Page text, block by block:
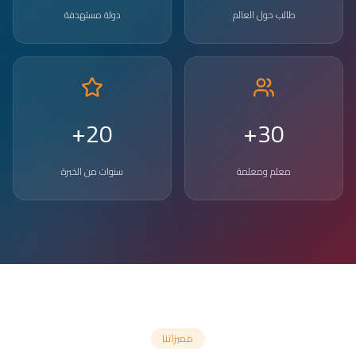
طالب حول العالم دولة مستهدفة
30+
معلم ومعلمة
20+
سنوات من الخبرة
مميزاتنا